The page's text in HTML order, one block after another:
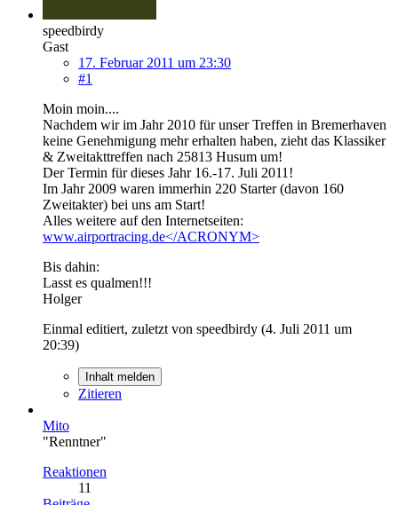
speedbirdy
Gast
17. Februar 2011 um 23:30
#1
Moin moin....
Nachdem wir im Jahr 2010 für unser Treffen in Bremerhaven
keine Genehmigung mehr erhalten haben, zieht das Klassiker
& Zweitakttreffen nach 25813 Husum um!
Der Termin für dieses Jahr 16.-17. Juli 2011!
Im Jahr 2009 waren immerhin 220 Starter (davon 160
Zweitakter) bei uns am Start!
Alles weitere auf den Internetseiten:
www.airportracing.de</ACRONYM>
Bis dahin:
Lasst es qualmen!!!
Holger
Einmal editiert, zuletzt von speedbirdy (4. Juli 2011 um
20:39)
Inhalt melden
Zitieren
Mito
"Renntner"
Reaktionen
11